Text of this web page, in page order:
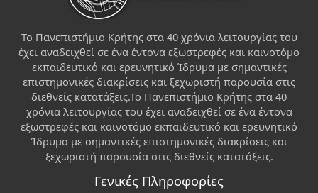
Το Πανεπιστήμιο Κρήτης στα 40 χρόνια λειτουργίας του
έχει αναδειχθεί σε ένα έντονα εξωστρεφές και καινοτόμο
εκπαιδευτικό και ερευνητικό Ίδρυμα με σημαντικές
επιστημονικές διακρίσεις και ξεχωριστή παρουσία στις
διεθνείς κατατάξεις.Το Πανεπιστήμιο Κρήτης στα 40
χρόνια λειτουργίας του έχει αναδειχθεί σε ένα έντονα
εξωστρεφές και καινοτόμο εκπαιδευτικό και ερευνητικό
Ίδρυμα με σημαντικές επιστημονικές διακρίσεις και
ξεχωριστή παρουσία στις διεθνείς κατατάξεις.
Γενικές Πληροφορίες